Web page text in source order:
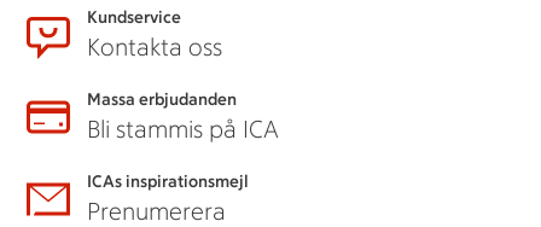
Kundservice
Kontakta oss
Massa erbjudanden
Bli stammis på ICA
ICAs inspirationsmejl
Prenumerera